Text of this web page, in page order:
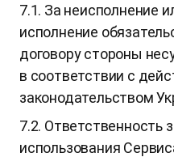
7.1. За неисполнение
исполнение
договору стороны
в соответствии с
законодательством
7.2. Ответственность
использования